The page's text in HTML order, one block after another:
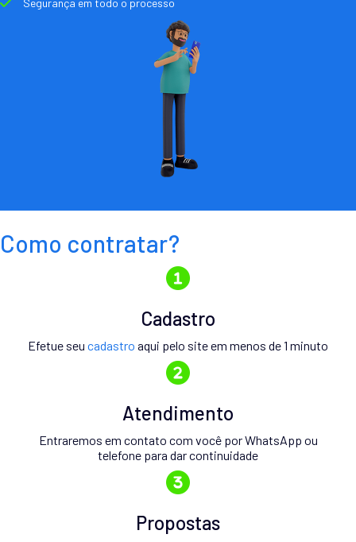
Segurança em todo o processo
Como contratar?
Cadastro
Efetue seu cadastro aqui pelo site em menos de 1 minuto
Atendimento
Entraremos em contato com você por WhatsApp ou
telefone para dar continuidade
Propostas